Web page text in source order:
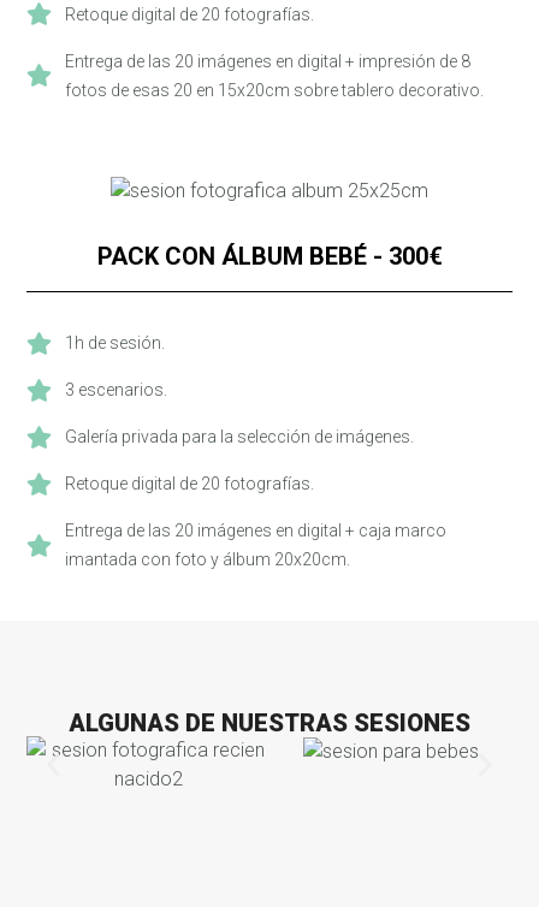
Retoque digital de 20 fotografías.
Entrega de las 20 imágenes en digital + impresión de 8
fotos de esas 20 en 15x20cm sobre tablero decorativo.
PACK CON ÁLBUM BEBÉ - 300€
1h de sesión.
3 escenarios.
Galería privada para la selección de imágenes.
Retoque digital de 20 fotografías.
Entrega de las 20 imágenes en digital + caja marco
imantada con foto y álbum 20x20cm.
ALGUNAS DE NUESTRAS SESIONES